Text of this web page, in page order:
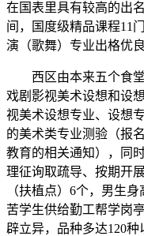
在国表里具有较高的出
间，国度级精品课程11
演（歌舞）专业出格优良
西区由本来五个食堂
戏剧影视美术设想和设
视美术设想专业、设想
的美术类专业测验（报
教育的相关通知），同
理征询取疏导、按期开
（扶植点）6个，男生
苦学生供给勤工帮学岗
辟立异，品种多达120